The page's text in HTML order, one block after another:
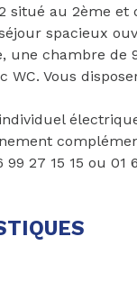
situé au 2ème et
spacieux
une chambre de
WC. Vous
27 15 15 ou 01